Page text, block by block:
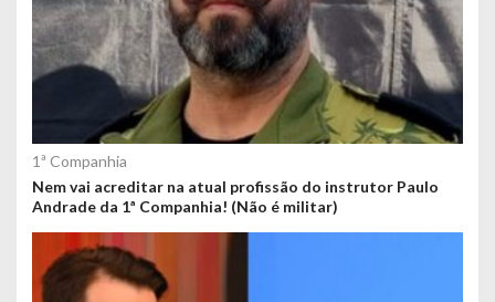
1ª Companhia
Nem vai acreditar na atual profissão do instrutor Paulo
Andrade da 1ª Companhia! (Não é militar)